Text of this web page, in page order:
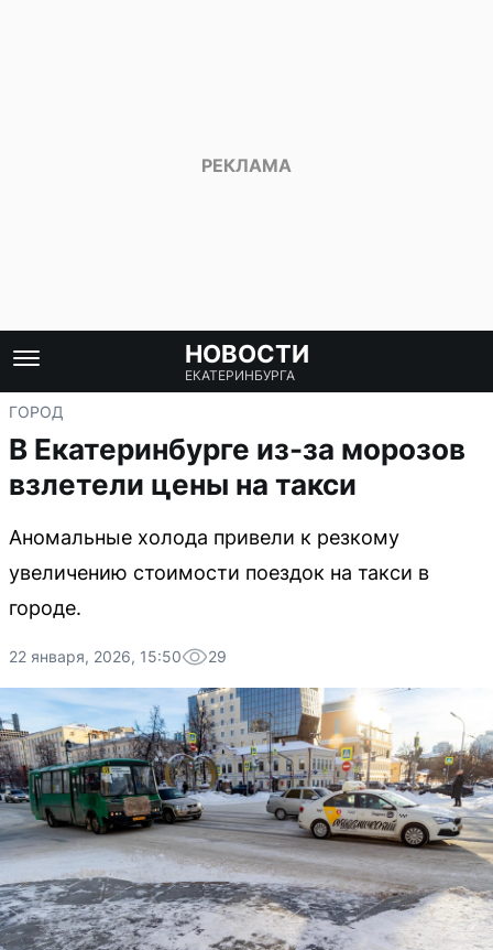
НОВОСТИ
ЕКАТЕРИНБУРГА
ГОРОД
В Екатеринбурге из-за морозов
взлетели цены на такси
Аномальные холода привели к резкому
увеличению стоимости поездок на такси в
городе.
22 января, 2026, 15:50 29